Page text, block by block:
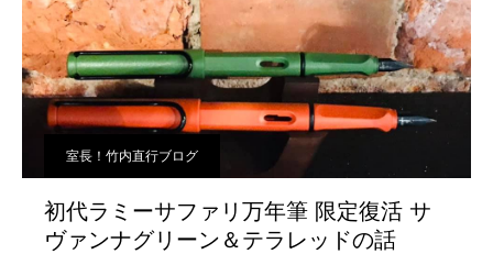
室長！竹内直行ブログ
初代ラミーサファリ万年筆 限定復活 サ
ヴァンナグリーン＆テラレッドの話